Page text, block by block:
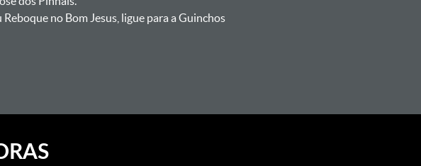
no Bom Jesus, ligue para a Guinchos